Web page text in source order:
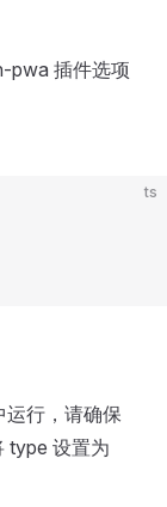
pwa 插件选项
ts
行，请确保
type 设置为